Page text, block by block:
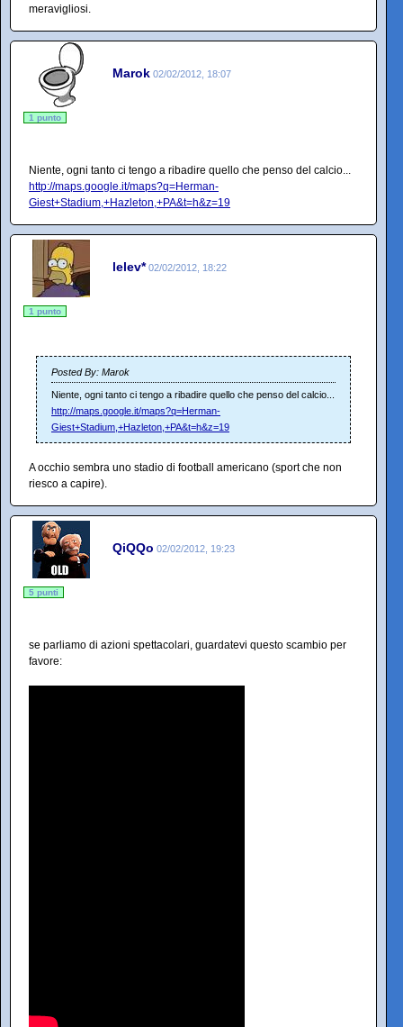
meravigliosi.
Marok 02/02/2012, 18:07
1 punto
Niente, ogni tanto ci tengo a ribadire quello che penso del calcio...
http://maps.google.it/maps?q=Herman-
Giest+Stadium,+Hazleton,+PA&t=h&z=19
lelev* 02/02/2012, 18:22
1 punto
Posted By: Marok
Niente, ogni tanto ci tengo a ribadire quello che penso del calcio...
http://maps.google.it/maps?q=Herman-
Giest+Stadium,+Hazleton,+PA&t=h&z=19
A occhio sembra uno stadio di football americano (sport che non
riesco a capire).
QiQQo 02/02/2012, 19:23
5 punti
se parliamo di azioni spettacolari, guardatevi questo scambio per
favore: